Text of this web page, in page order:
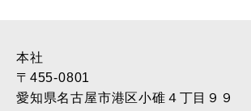
本社
〒455-0801
愛知県名古屋市港区小碓４丁目９９